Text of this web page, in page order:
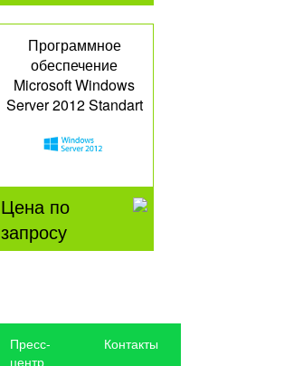
Программное
обеспечение
Microsoft Windows
Server 2012 Standart
Цена по
запросу
Пресс-
центр
Контакты